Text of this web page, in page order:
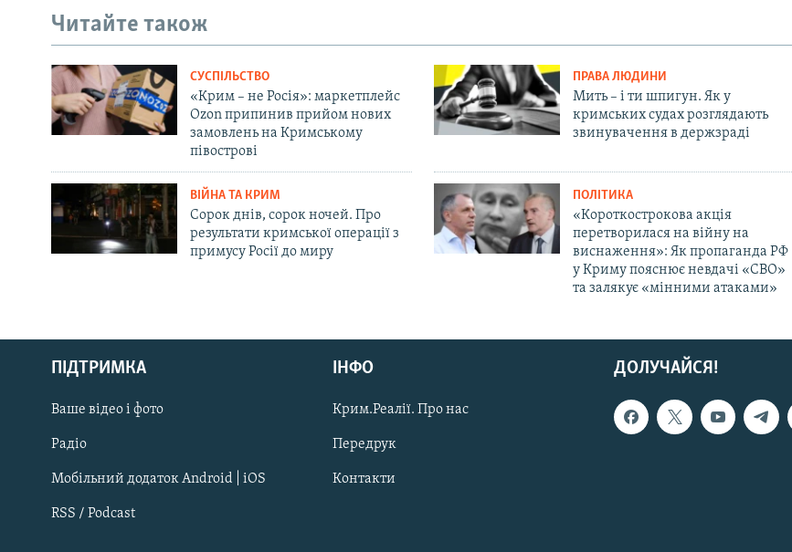
Русский
Qırımtatar
ДОЛУЧАЙСЯ!
Читайте також
СУСПІЛЬСТВО
«Крим – не Росія»: маркетплейс
Ozon припинив прийом нових
замовлень на Кримському
півострові
ПРАВА ЛЮДИНИ
Мить – і ти шпигун. Як у
кримських судах розглядають
звинувачення в держзраді
ВІЙНА ТА КРИМ
Сорок днів, сорок ночей. Про
результати кримської операції з
примусу Росії до миру
ПОЛІТИКА
«Короткострокова акція
перетворилася на війну на
виснаження»: Як пропаганда РФ
у Криму пояснює невдачі «СВО»
та залякує «мінними атаками»
ДОЛУЧАЙСЯ!
ПІДТРИМКА
Ваше відео і фото
Радіо
Мобільний додаток Android | iOS
RSS / Podcast
ІНФО
Крим.Реалії. Про нас
Передрук
Контакти